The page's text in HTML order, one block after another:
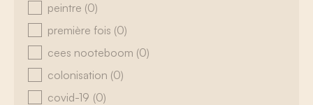
peintre (0)
première fois (0)
cees nooteboom (0)
colonisation (0)
covid-19 (0)